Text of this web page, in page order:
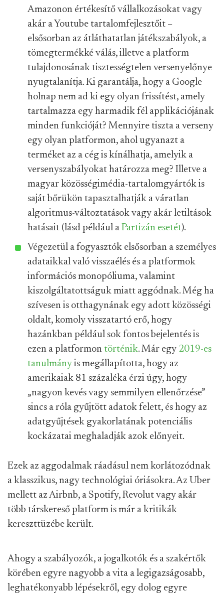
Amazonon értékesítő vállalkozásokat vagy
akár a Youtube tartalomfejlesztőit –
elsősorban az átláthatatlan játékszabályok, a
tömegtermékké válás, illetve a platform
tulajdonosának tisztességtelen versenyelőnye
nyugtalanítja. Ki garantálja, hogy a Google
holnap nem ad ki egy olyan frissítést, amely
tartalmazza egy harmadik fél applikációjának
minden funkcióját? Mennyire tiszta a verseny
egy olyan platformon, ahol ugyanazt a
terméket az a cég is kínálhatja, amelyik a
versenyszabályokat határozza meg? Illetve a
magyar közösségimédia-tartalomgyártók is
saját bőrükön tapasztalhatják a váratlan
algoritmus-változtatások vagy akár letiltások
hatásait (lásd például a Partizán esetét).
Végezetül a fogyasztók elsősorban a személyes
adataikkal való visszaélés és a platformok
információs monopóliuma, valamint
kiszolgáltatottságuk miatt aggódnak. Még ha
szívesen is otthagynának egy adott közösségi
oldalt, komoly visszatartó erő, hogy
hazánkban például sok fontos bejelentés is
ezen a platformon történik. Már egy 2019-es
tanulmány is megállapította, hogy az
amerikaiak 81 százaléka érzi úgy, hogy
„nagyon kevés vagy semmilyen ellenőrzése”
sincs a róla gyűjtött adatok felett, és hogy az
adatgyűjtések gyakorlatának potenciális
kockázatai meghaladják azok előnyeit.
Ezek az aggodalmak ráadásul nem korlátozódnak
a klasszikus, nagy technológiai óriásokra. Az Uber
mellett az Airbnb, a Spotify, Revolut vagy akár
több társkereső platform is már a kritikák
kereszttüzébe került.
Ahogy a szabályozók, a jogalkotók és a szakértők
körében egyre nagyobb a vita a legigazságosabb,
leghatékonyabb lépésekről, egy dolog egyre